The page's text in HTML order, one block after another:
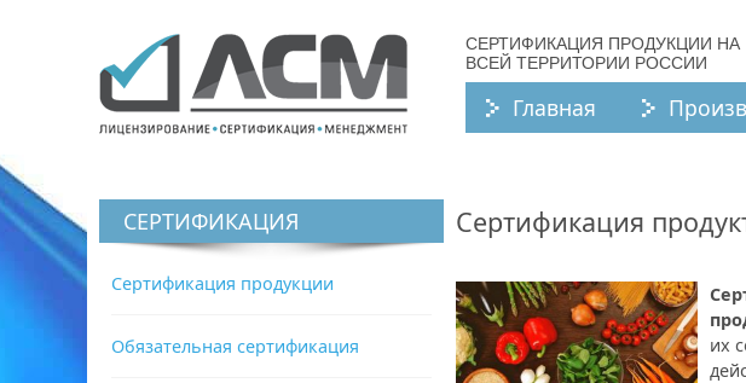
СЕРТИФИКАЦИЯ ПРОДУКЦИИ НА
ВСЕЙ ТЕРРИТОРИИ РОССИИ
Главная
СЕРТИФИКАЦИЯ
Сертификация продукции
Обязательная сертификация
Сертификация
их